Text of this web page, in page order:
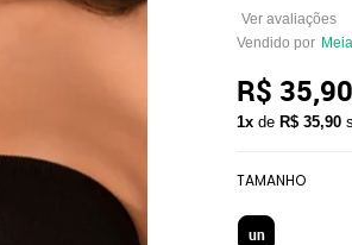
Ver avaliações
Vendido por
R$ 35,90
1xde R$ 35,90
TAMANHO
un